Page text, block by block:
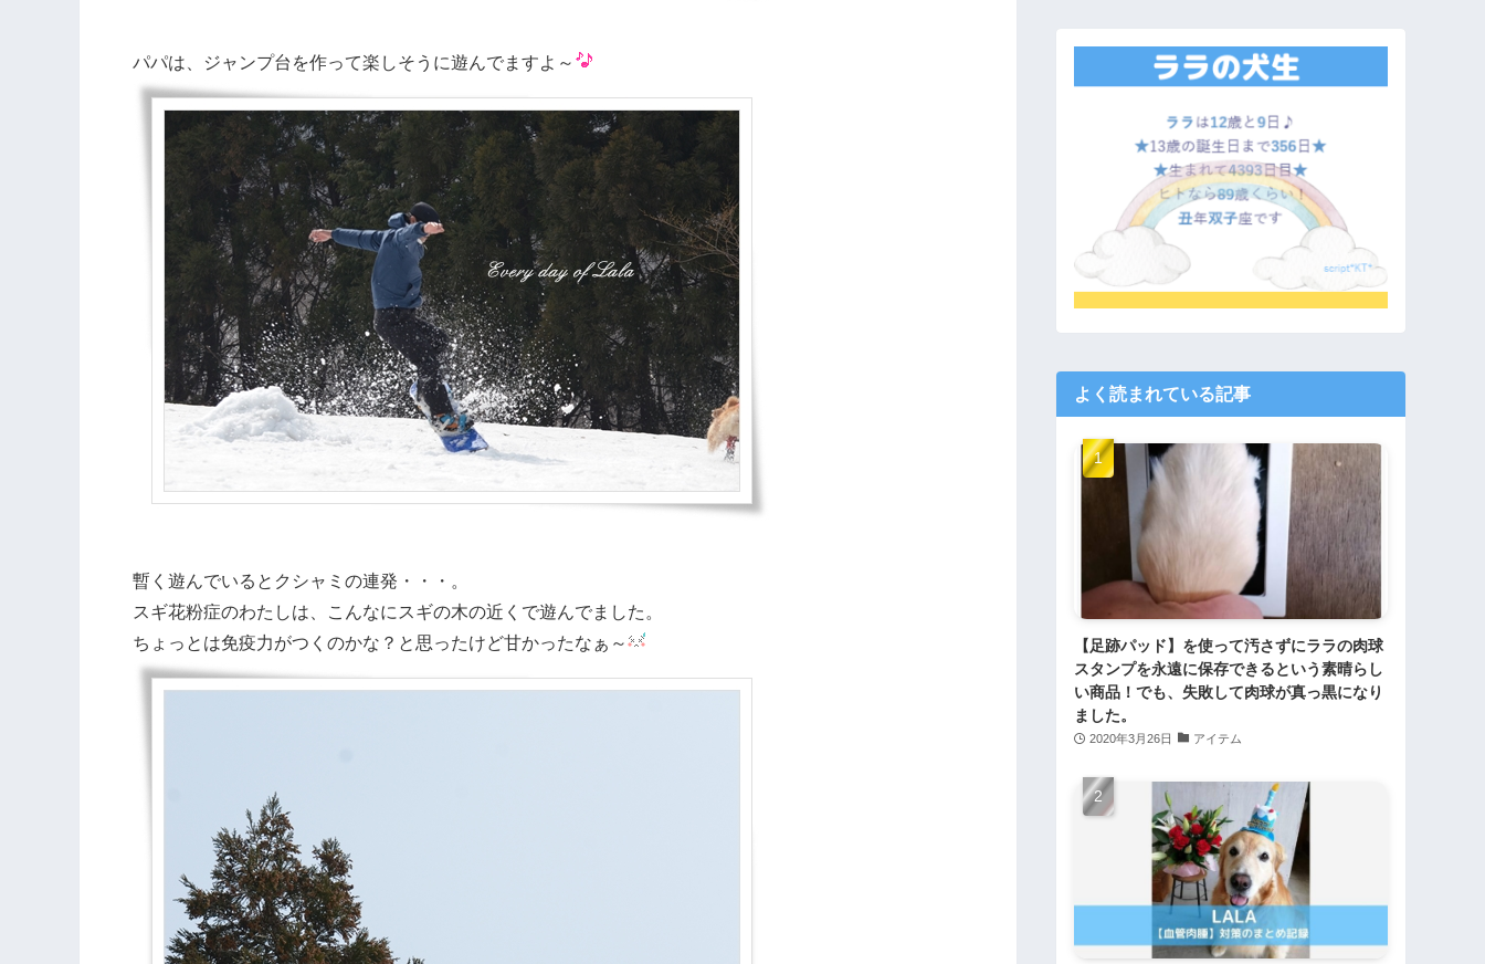
パパは、ジャンプ台を作って楽しそうに遊んでますよ～
暫く遊んでいるとクシャミの連発・・・。
スギ花粉症のわたしは、こんなにスギの木の近くで遊んでました。
ちょっとは免疫力がつくのかな？と思ったけど甘かったなぁ～
よく読まれている記事
【足跡パッド】を使って汚さずにララの肉球
スタンプを永遠に保存できるという素晴らし
い商品！でも、失敗して肉球が真っ黒になり
ました。
2020年3月26日 アイテム